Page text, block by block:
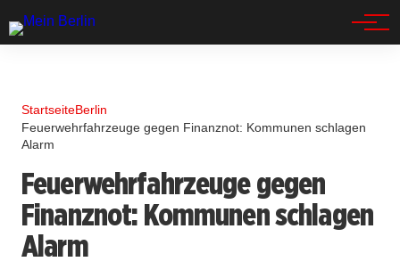
StartseiteBerlin
Feuerwehrfahrzeuge gegen Finanznot: Kommunen schlagen
Alarm
Feuerwehrfahrzeuge gegen
Finanznot: Kommunen schlagen
Alarm